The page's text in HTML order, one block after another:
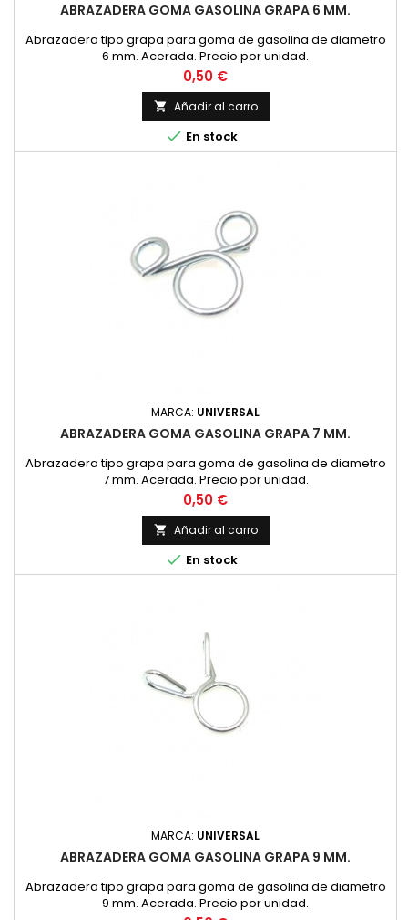
ABRAZADERA GOMA GASOLINA GRAPA 6 MM.
Abrazadera tipo grapa para goma de gasolina de diametro
6 mm. Acerada. Precio por unidad.
Precio
0,50 €
 Añadir al carro
 En stock
MARCA: UNIVERSAL
ABRAZADERA GOMA GASOLINA GRAPA 7 MM.
Abrazadera tipo grapa para goma de gasolina de diametro
7 mm. Acerada. Precio por unidad.
Precio
0,50 €
 Añadir al carro
 En stock
MARCA: UNIVERSAL
ABRAZADERA GOMA GASOLINA GRAPA 9 MM.
Abrazadera tipo grapa para goma de gasolina de diametro
9 mm. Acerada. Precio por unidad.